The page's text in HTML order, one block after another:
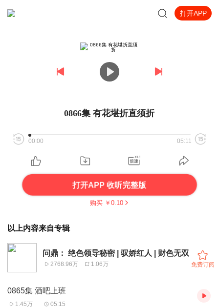
打开APP
0866集 有花堪折直须折
00:00 05:11
打开APP 收听完整版
购买 ￥ 0.10
以上内容来自专辑
问鼎： 绝色领导秘密 | 驭娇红人 | 财色无双
2768.96万 1.06万 免费订阅
0865集 酒吧上班
1.45万 05:15